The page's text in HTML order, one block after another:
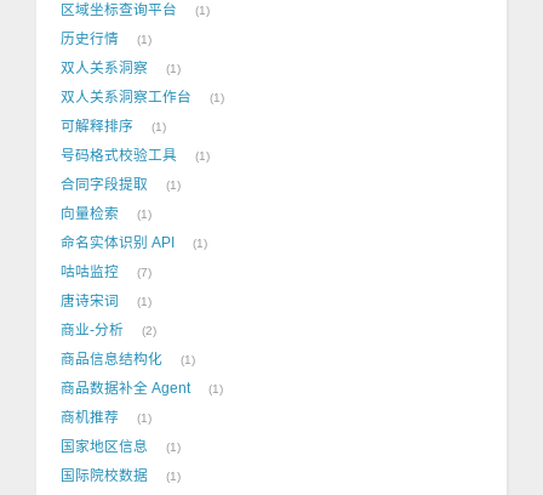
区域坐标查询平台 1
历史行情 1
双人关系洞察 1
双人关系洞察工作台 1
可解释排序 1
号码格式校验工具 1
合同字段提取 1
向量检索 1
命名实体识别 API 1
咕咕监控 7
唐诗宋词 1
商业-分析 2
商品信息结构化 1
商品数据补全 Agent 1
商机推荐 1
国家地区信息 1
国际院校数据 1